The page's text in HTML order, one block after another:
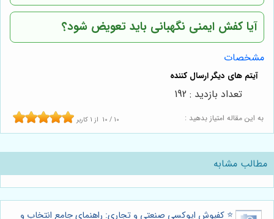
آیا کفش ایمنی نگهبانی باید تعویض شود؟
مشخصات
به این مقاله امتیاز بدهید : 10 / 10 از 1 کاربر
تعداد بازدید : 192
مطالب مشابه
⭐️ کفپوش اپوکسی صنعتی و تجاری: راهنمای جامع انتخاب و